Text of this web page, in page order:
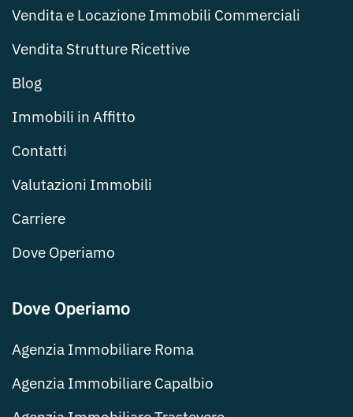
Vendita e Locazione Immobili Commerciali
Vendita Strutture Ricettive
Blog
Immobili in Affitto
Contatti
Valutazioni Immobili
Carriere
Dove Operiamo
Dove Operiamo
Agenzia Immobiliare Roma
Agenzia Immobiliare Capalbio